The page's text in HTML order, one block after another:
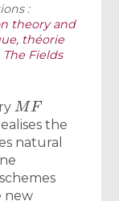
:
theory and
théorie
The Fields
MF
the
natural
new